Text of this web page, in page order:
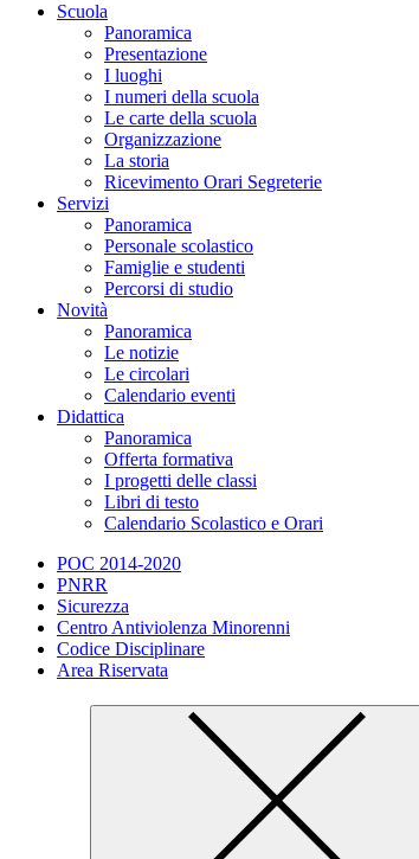
Scuola
Panoramica
Presentazione
I luoghi
I numeri della scuola
Le carte della scuola
Organizzazione
La storia
Ricevimento Orari Segreterie
Servizi
Panoramica
Personale scolastico
Famiglie e studenti
Percorsi di studio
Novità
Panoramica
Le notizie
Le circolari
Calendario eventi
Didattica
Panoramica
Offerta formativa
I progetti delle classi
Libri di testo
Calendario Scolastico e Orari
POC 2014-2020
PNRR
Sicurezza
Centro Antiviolenza Minorenni
Codice Disciplinare
Area Riservata